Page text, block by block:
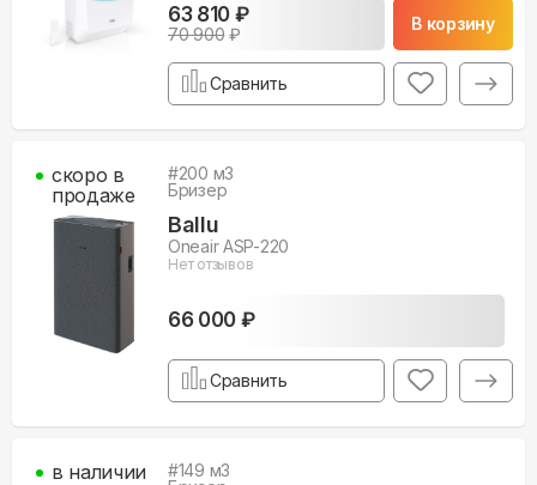
63 810 ₽
70 900₽
В корзину
Сравнить
#200 м3
Бризер
Ballu
Oneair ASP-220
Нет отзывов
66 000 ₽
скоро в
продаже
Сравнить
#149 м3
в наличии